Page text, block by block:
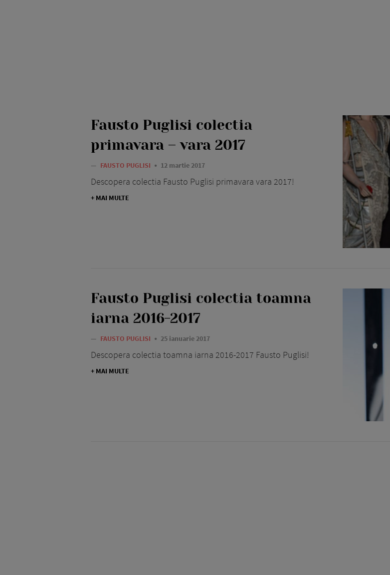
Fausto Puglisi colectia
primavara – vara 2017
— FAUSTO PUGLISI 12 martie 2017
Descopera colectia Fausto Puglisi primavara vara 2017!
+ MAI MULTE
Fausto Puglisi colectia toamna
iarna 2016-2017
— FAUSTO PUGLISI 25 ianuarie 2017
Descopera colectia toamna iarna 2016-2017 Fausto Puglisi!
+ MAI MULTE